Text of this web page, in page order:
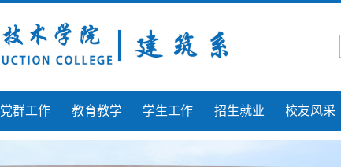
党群工作 教育教学 学生工作 招生就业 校友风采